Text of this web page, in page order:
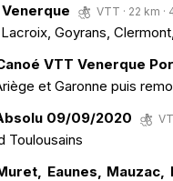
VTT · 22 km ·
Goyrans,
VTT Venerque
et Garonne puis
09/09/2020
Toulousains
Eaunes,